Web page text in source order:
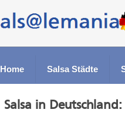
Home Salsa Städte
Salsa in